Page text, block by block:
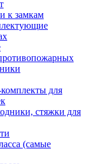
к замкам
для
стяжки для
(самые